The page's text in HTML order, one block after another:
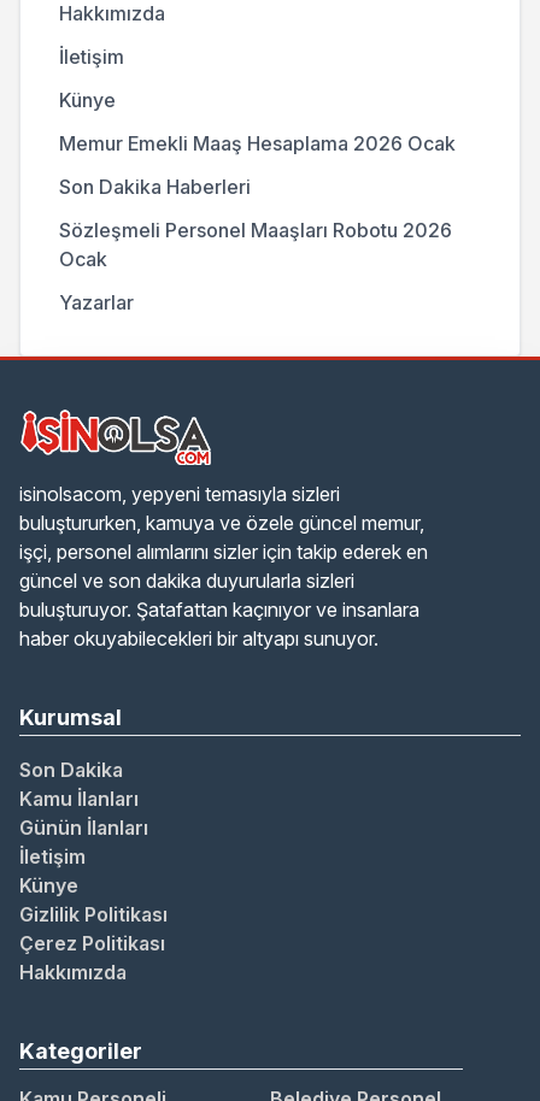
Hakkımızda
İletişim
Künye
Memur Emekli Maaş Hesaplama 2026 Ocak
Son Dakika Haberleri
Sözleşmeli Personel Maaşları Robotu 2026
Ocak
Yazarlar
isinolsacom, yepyeni temasıyla sizleri
buluştururken, kamuya ve özele güncel memur,
işçi, personel alımlarını sizler için takip ederek en
güncel ve son dakika duyurularla sizleri
buluşturuyor. Şatafattan kaçınıyor ve insanlara
haber okuyabilecekleri bir altyapı sunuyor.
Kurumsal
Son Dakika
Kamu İlanları
Günün İlanları
İletişim
Künye
Gizlilik Politikası
Çerez Politikası
Hakkımızda
Kategoriler